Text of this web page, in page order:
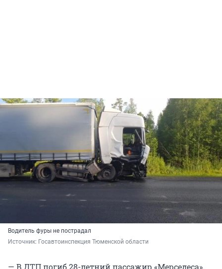
Водитель фуры не пострадал
Источник: Госавтоинспекция Тюменской области
— В ДТП погиб 28-летний пассажир «Мерседеса»,